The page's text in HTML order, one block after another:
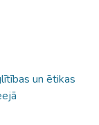
un ētikas